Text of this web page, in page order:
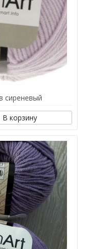
сиреневый
В корзину